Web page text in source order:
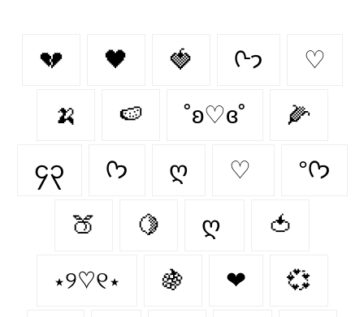
💔 🖤 🍓 ᢉ𐭩 ♡
🍌 🍉 ˚ʚ♡ɞ˚ 🌽
၄၃ ᡣ𐭩 ღ ♡ °ᡣ𐭩
🍑 🍋 ღ 🍅
⋆୨♡୧⋆ 🍇 ❤︎ 💞